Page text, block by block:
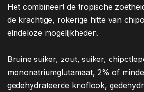
Het combineert de tropische
de krachtige, rokerige hitte van
eindeloze mogelijkheden.
Bruine suiker, zout, suiker,
mononatriumglutamaat, 2% of
gedehydrateerde knoflook,